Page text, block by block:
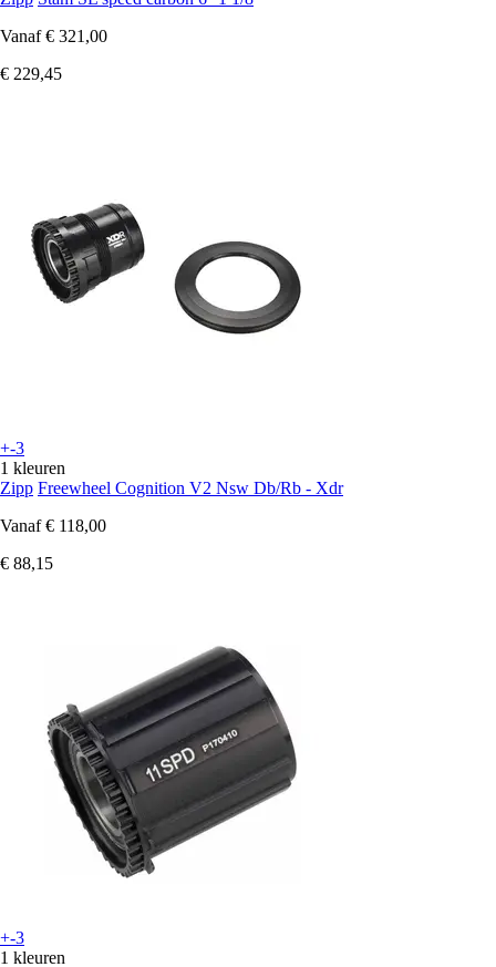
Vanaf € 321,00
€ 229,45
+-3
1 kleuren
Zipp Freewheel Cognition V2 Nsw Db/Rb - Xdr
Vanaf € 118,00
€ 88,15
+-3
1 kleuren